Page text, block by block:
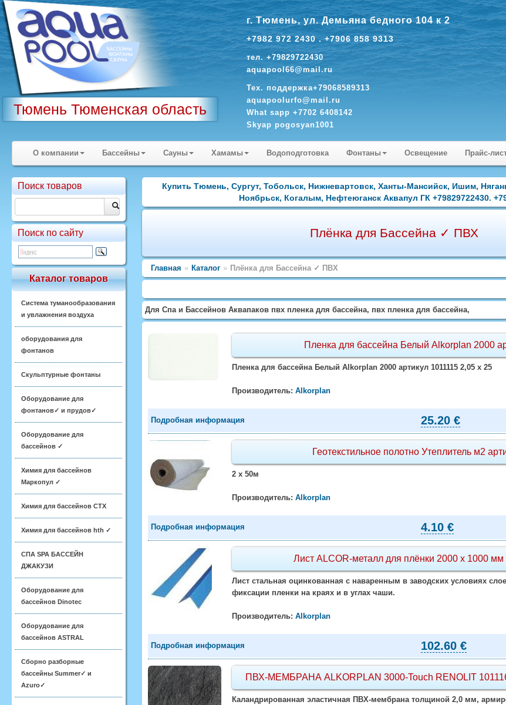
Тюмень Тюменская область
г. Тюмень, ул. Демьяна бедного 104 к 2
+7982 972 2430 . +7906 858 9313
тел. +79829722430
aquapool66@mail.ru
Тех. поддержка+79068589313
aquapoolurfo@mail.ru
What sapp +7702 6408142
Skyap pogosyan1001
О компании Бассейны Сауны Хамамы Водоподготовка Фонтаны Освещение Прайс-
Поиск товаров
Поиск по сайту
Каталог товаров
Система туманообразования
и увлажнения воздуха
оборудования для
фонтанов
Скульптурные фонтаны
Оборудование для
фонтанов✓ и прудов✓
Оборудование для
бассейнов ✓
Химия для бассейнов
Маркопул ✓
Химия для бассейнов CTX
Химия для бассейнов hth ✓
СПА SPA БАССЕЙН
ДЖАКУЗИ
Оборудование для
бассейнов Dinotec
Оборудование для
бассейнов ASTRAL
Сборно разборные
бассейны Summer✓ и
Azuro✓
Купить Тюмень, Сургут, Тобольск, Нижневартовск, Ханты-Мансийск, Ишим,
Ноябрьск, Когалым, Нефтеюганск Аквапул ГК +79829722430.
Плёнка для Бассейна ✓ ПВХ
Главная » Каталог » Плёнка для Бассейна ✓ ПВХ
Для Спа и Бассейнов Аквапаков пвх пленка для бассейна, пвх пленка для бассейна,
Пленка для бассейна Белый Alkorplan 2000
Пленка для бассейна Белый Alkorplan 2000 артикул 1011115 2,05 х 25
Производитель: Alkorplan
Подробная информация 25.20 €
Геотекстильное полотно Утеплитель м2
2 х 50м
Производитель: Alkorplan
Подробная информация 4.10 €
Лист ALCOR-металл для плёнки 2000 х 1000 мм
Лист стальная оцинкованная с наваренным в заводских условиях
фиксации пленки на краях и в углах чаши.
Производитель: Alkorplan
Подробная информация 102.60 €
ПВХ-МЕМБРАНА ALKORPLAN 3000-Touch RENOLIT
Каландрированная эластичная ПВХ-мембрана толщиной 2,0 мм,